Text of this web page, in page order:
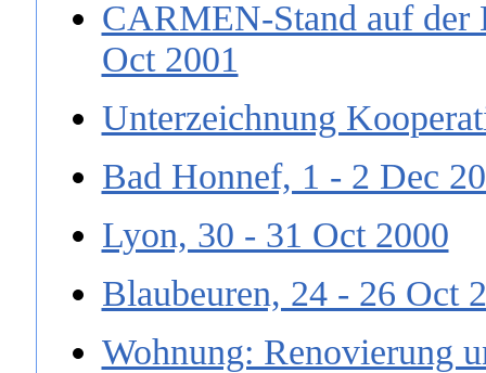
CARMEN-Stand auf der
Oct 2001
Unterzeichnung
Bad Honnef, 1 - 2 Dec
Lyon, 30 - 31 Oct 2000
Blaubeuren, 24 - 26 Oct
Wohnung: Renovierung